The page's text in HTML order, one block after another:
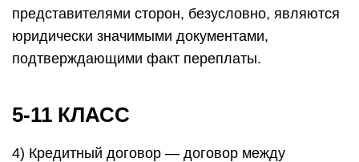
представителями сторон, безусловно, являются
юридически значимыми документами,
подтверждающими факт переплаты.
5-11 КЛАСС
4) Кредитный договор — договор между